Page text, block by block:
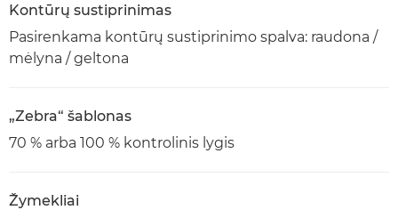
Kontūrų sustiprinimas
Pasirenkama kontūrų sustiprinimo spalva: raudona /
mėlyna / geltona
„Zebra“ šablonas
70 % arba 100 % kontrolinis lygis
Žymekliai